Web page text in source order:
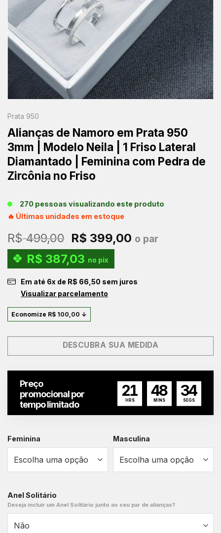
Prata 950
Alianças de Namoro em Prata 950
3mm | Modelo Neila | 1 Friso Lateral
Diamantado | Feminina com Pedra de
Zircônia no Friso
270 pessoas visualizando este produto
🔥 Últimas unidades em estoque
R$499,00 O
preço
original
era:
R$ 499,00.
R$ 399,00 O
R$ 399,00.
o par
R$ 387,03 no pix
Em até 6x de R$ 66,50 sem juros
Visualizar parcelamento
Economize R$ 100,00 ↓
DESCUBRA SUA MEDIDA
Preço
promocional por
tempo limitado
21
HRS
48
MINS
33
SEGS
Feminina Masculina
Anel Solitário
Deseja incluir um Anel Solitário junto ao seu par de alianças?